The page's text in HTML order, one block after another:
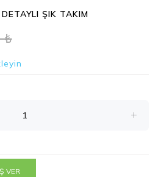
ŞIK TAKIM
₺
VER